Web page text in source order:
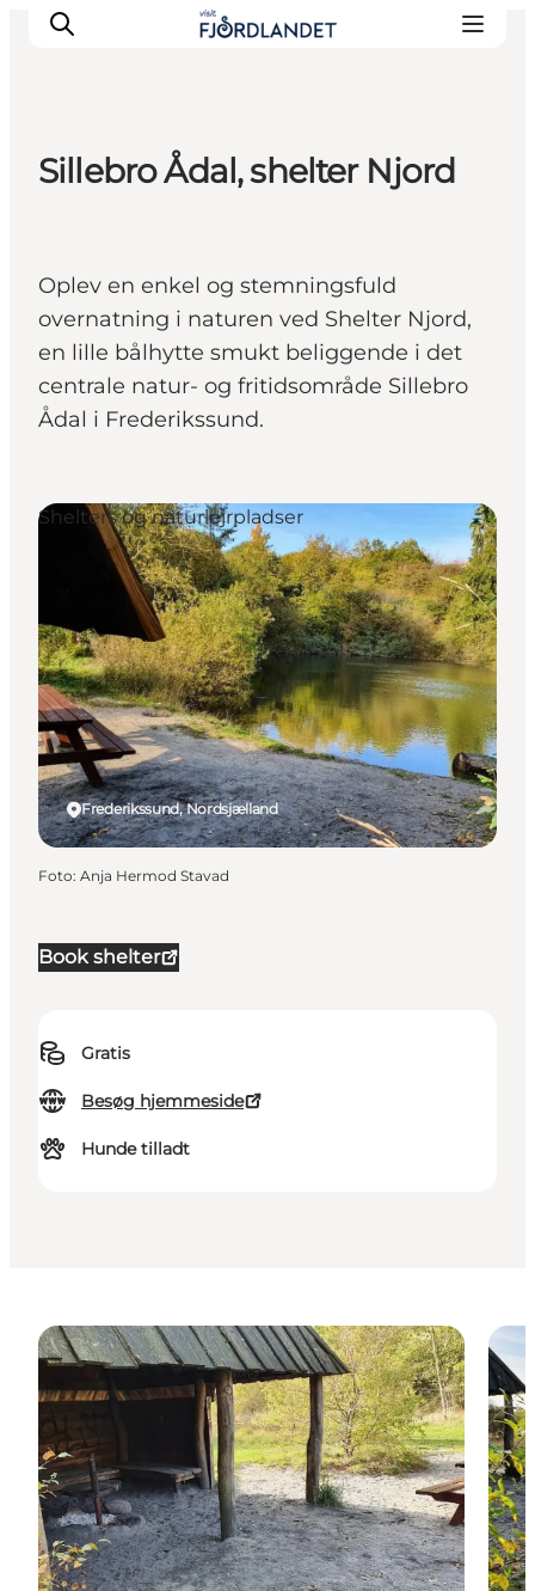
Guides & inspiration
Overnatning
Oplevelser
Sillebro Ådal, shelter Njord
Oplev en enkel og stemningsfuld
overnatning i naturen ved Shelter Njord,
en lille bålhytte smukt beliggende i det
centrale natur- og fritidsområde Sillebro
Ådal i Frederikssund.
Book shelter
Gratis
Besøg hjemmeside
Hunde tilladt
Frederikssund, Nordsjælland
Shelters og naturlejrpladser
Foto: Anja Hermod Stavad